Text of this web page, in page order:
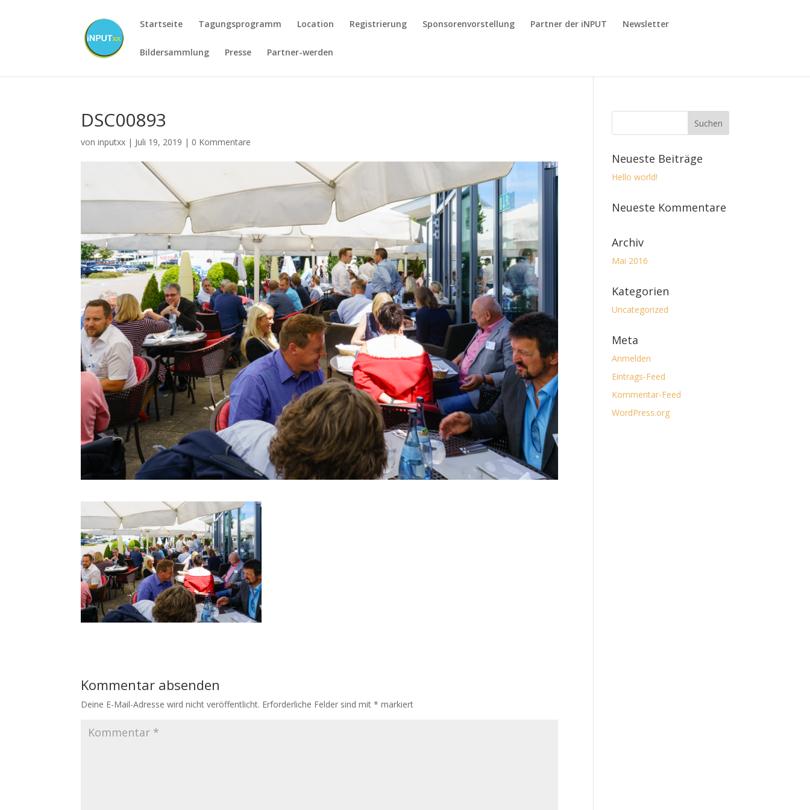
Startseite Tagungsprogramm Location Registrierung Sponsorenvorstellung Partner der iNPUT Newsletter
Bildersammlung Presse Partner-werden
DSC00893
voninputxx | Juli 19, 2019 | 0 Kommentare
Kommentar absenden
Deine E-Mail-Adresse wird nicht veröffentlicht. Erforderliche Felder sind mit* markiert
Neueste Beiträge
Hello world!
Neueste Kommentare
Archiv
Mai 2016
Kategorien
Uncategorized
Meta
Anmelden
Eintrags-Feed
Kommentar-Feed
WordPress.org